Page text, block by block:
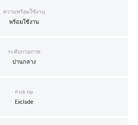
ความพร้อมใช้งาน
พร้อมใช้งาน
ระดับกายภาพ
ปานกลาง
Pick Up
Exclude